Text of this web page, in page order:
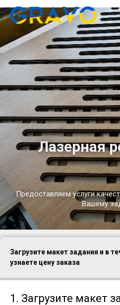
Лазерная
Предоставляем услуги
Вашему
Загрузите макет задания и в
узнаете цену заказа
1. Загрузите макет